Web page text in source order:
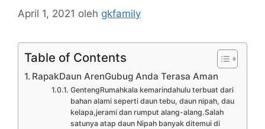
April 1, 2021 oleh gkfamily
Table of Contents
RapakDaun ArenGubug Anda Terasa Aman
GentengRumahkala kemarindahulu terbuat dari
bahan alami seperti daun tebu, daun nipah, dau
kelapa,jerami dan rumput alang-alang.Salah
satunya atap daun Nipah banyak ditemui di